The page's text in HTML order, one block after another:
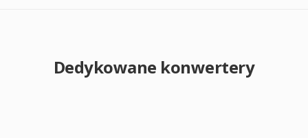
Dedykowane konwertery